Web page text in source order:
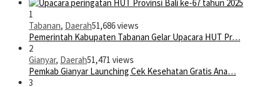
1
Tabanan, Daerah51,686 views
Pemerintah Kabupaten Tabanan Gelar Upacara HUT Pr…
2
Gianyar, Daerah51,471 views
Pemkab Gianyar Launching Cek Kesehatan Gratis Ana…
3